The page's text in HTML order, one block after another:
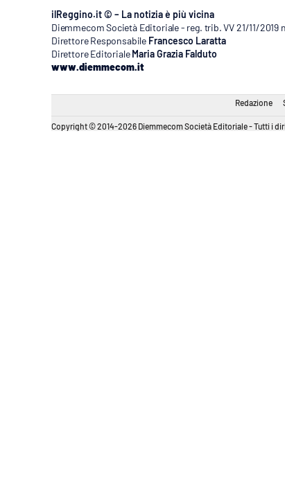
ilReggino.it © – La notizia è più vicina
Diemmecom Società Editoriale - reg. trib. VV 21/11/2019
Direttore Responsabile Francesco Laratta
Direttore Editoriale Maria Grazia Falduto
www.diemmecom.it
Redazione
Copyright © 2014-2026 Diemmecom Società Editoriale - Tutti i